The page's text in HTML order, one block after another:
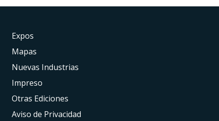
Expos
Mapas
Nuevas Industrias
Impreso
Otras Ediciones
Aviso de Privacidad